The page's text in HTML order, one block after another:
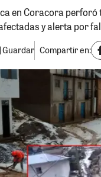
en Coracora perforó
y alerta por
Guardar Compartir en: